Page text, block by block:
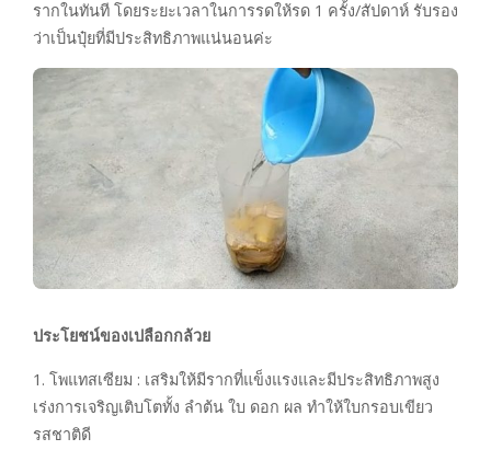
รากในทันที โดยระยะเวลาในการรดให้รด 1 ครั้ง/สัปดาห์ รับรอง
ว่าเป็นปุ๋ยที่มีประสิทธิภาพแน่นอนค่ะ
ประโยชน์ของเปลือกกล้วย
1. โพแทสเซียม : เสริมให้มีรากที่แข็งแรงและมีประสิทธิภาพสูง
เร่งการเจริญเติบโตทั้ง ลำต้น ใบ ดอก ผล ทำให้ใบกรอบเขียว
รสชาติดี